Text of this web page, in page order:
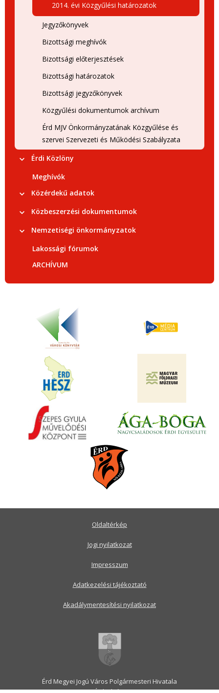
2014. évi Közgyűlési határozatok
Jegyzőkönyvek
Bizottsági meghívók
Bizottsági előterjesztések
Bizottsági határozatok
Bizottsági jegyzőkönyvek
Közgyűlési dokumentumok archívum
Érd MJV Önkormányzatának Közgyűlése és
szervei Szervezeti és Működési Szabályzata
Érdi Közlöny
Meghívók
Közérdekű adatok
Közbeszerzési dokumentumok
Nemzetiségi önkormányzatok
Lakossági fórumok
ARCHÍVUM
Érd Megyei Jogú Város Polgármesteri Hivatala
Oldaltérkép
Jogi nyilatkozat
Impresszum
Adatkezelési tájékoztató
Akadálymentesítési nyilatkozat